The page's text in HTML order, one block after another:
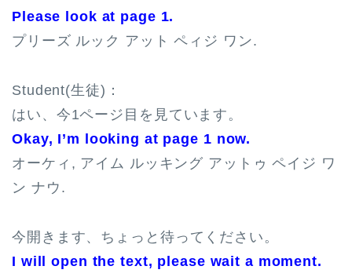
Please look at page 1.
プリーズ ルック アット ペィジ ワン.
Student(生徒)：
はい、今1ページ目を見ています。
Okay, I’m looking at page 1 now.
オーケィ, アイム ルッキング アットゥ ペイジ ワ
ン ナウ.
今開きます、ちょっと待ってください。
I will open the text, please wait a moment.